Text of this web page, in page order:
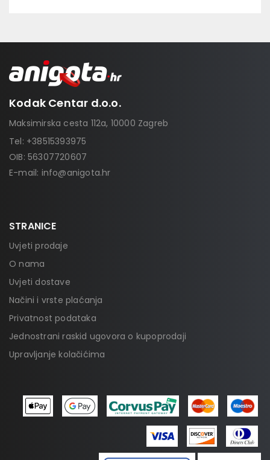
Kodak Centar d.o.o.
Maksimirska cesta 112a, 10000 Zagreb
Tel: +38515393975
OIB: 56307720607
E-mail: info@anigota.hr
STRANICE
Uvjeti prodaje
O nama
Uvjeti dostave
Načini i vrste plaćanja
Privatnost podataka
Jednostrani raskid ugovora o kupoprodaji
Upravljanje kolačićima